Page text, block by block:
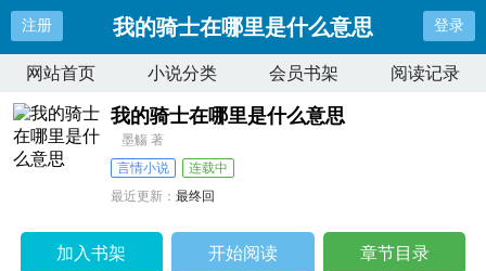
注册 我的骑士在哪里是什么意思 登录
网站首页 小说分类 会员书架 阅读记录
我的骑士在哪里是什么意思
墨觴 著
言情小说
连载中
最近更新：最终回
加入书架 开始阅读 章节目录